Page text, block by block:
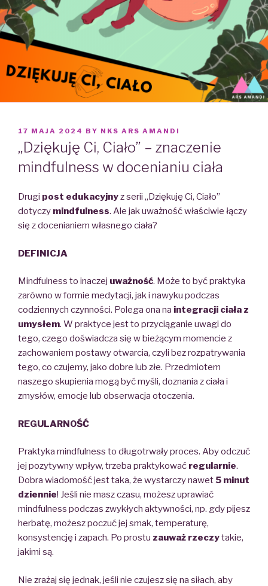
POSTED
ON
17 MAJA 2024 BY NKS ARS AMANDI
„Dziękuję Ci, Ciało” – znaczenie
mindfulness w docenianiu ciała
Drugi post edukacyjnyz serii „Dziękuję Ci, Ciało”
dotyczy mindfulness. Ale jak uważność właściwie łączy
się z docenianiem własnego ciała?
DEFINICJA
Mindfulness to inaczej uważność. Może to być praktyka
zarówno w formie medytacji, jak i nawyku podczas
codziennych czynności. Polega ona na integracji ciała z
umysłem. W praktyce jest to przyciąganie uwagi do
tego, czego doświadcza się w bieżącym momencie z
zachowaniem postawy otwarcia, czyli bez rozpatrywania
tego, co czujemy, jako dobre lub złe. Przedmiotem
naszego skupienia mogą być myśli, doznania z ciała i
zmysłów, emocje lub obserwacja otoczenia.
REGULARNOŚĆ
Praktyka mindfulness to długotrwałyproces. Aby odczuć
jej pozytywny wpływ, trzeba praktykować regularnie.
Dobra wiadomość jest taka, że wystarczy nawet5 minut
dziennie! Jeśli nie masz czasu, możesz uprawiać
mindfulness podczas zwykłych aktywności, np. gdy pijesz
herbatę, możesz poczuć jej smak, temperaturę,
konsystencję i zapach. Po prostu zauważ rzeczytakie,
jakimi są.
Nie zrażaj się jednak, jeśli nie czujeszsię na siłach, aby